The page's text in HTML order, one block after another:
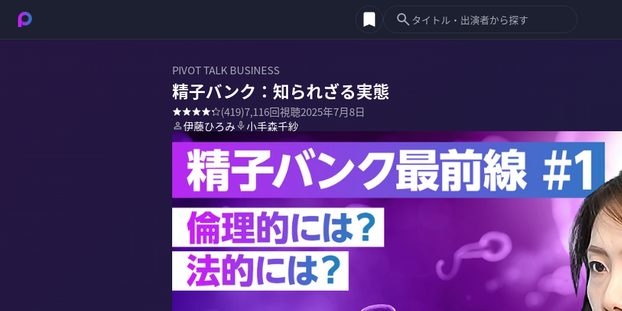
PIVOT TALK BUSINESS
精子バンク：知られざる実態
(419)7,116回視聴2025年7月8日
伊藤ひろみ
小手森千紗